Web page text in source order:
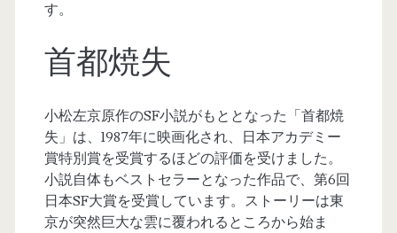
す。
首都焼失
小松左京原作のSF小説がもととなった「首都焼
失」は、1987年に映画化され、日本アカデミー
賞特別賞を受賞するほどの評価を受けました。
小説自体もベストセラーとなった作品で、第6回
日本SF大賞を受賞しています。ストーリーは東
京が突然巨大な雲に覆われるところから始ま